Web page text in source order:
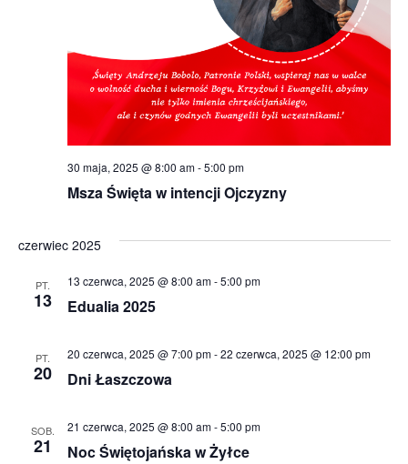
Msza Święta w intencji Ojczyzny
30 maja, 2025 @ 8:00 am-5:00 pm
czerwiec 2025
PT.
13 Edualia 2025
13 czerwca, 2025 @ 8:00 am-5:00 pm
PT.
20 Dni Łaszczowa
20 czerwca, 2025 @ 7:00 pm-22 czerwca, 2025 @ 12:00 pm
SOB.
21 Noc Świętojańska w Żyłce
21 czerwca, 2025 @ 8:00 am-5:00 pm